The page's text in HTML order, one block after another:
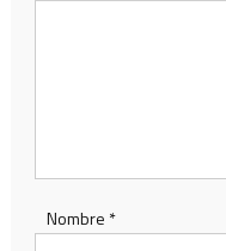
Nombre *